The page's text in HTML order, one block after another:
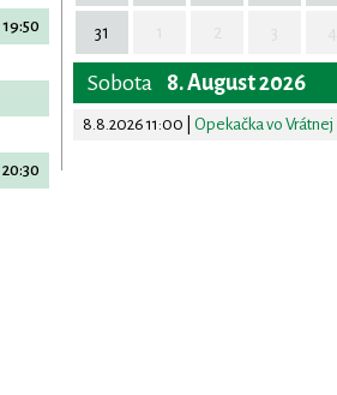
19:50
20:30
31
Sobota 8. August 2026
8.8.2026 11:00 Opekačka vo Vrátnej